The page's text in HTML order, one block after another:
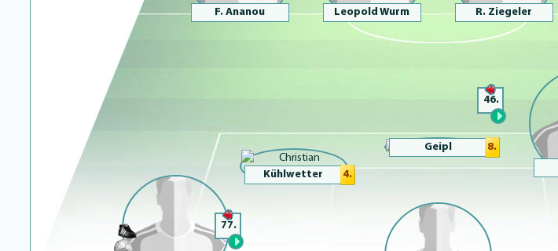
F. Ananou Leopold Wurm R. Ziegeler
Kühlwetter 4.
46.
Geipl
8.
77.